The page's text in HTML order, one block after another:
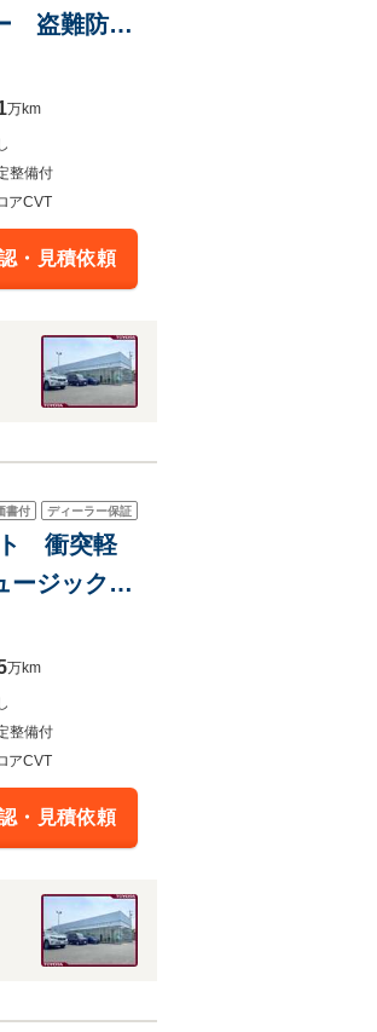
盗難防止
エアバッ
万km
整備付
アCVT
・見積依頼
書付 ディーラー保証
ト 衝突軽
ジックプ
ETC アイ
万km
整備付
アCVT
・見積依頼